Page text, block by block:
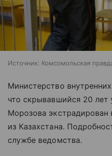
Источник: Комсомольская
Министерство
что скрывавшийся 20 лет
Морозова экстрадирован
из Казахстана.
службе ведомства.